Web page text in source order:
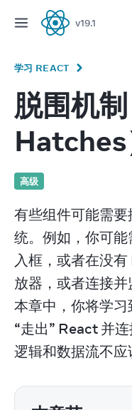
React
v19.1
学习 REACT
脱围机
Hatches
高级
有些组件可能需
统。例如，你可
入框，或者在没
放器，或者连接
本章中，你将学
“走出” React 并
逻辑和数据流不应